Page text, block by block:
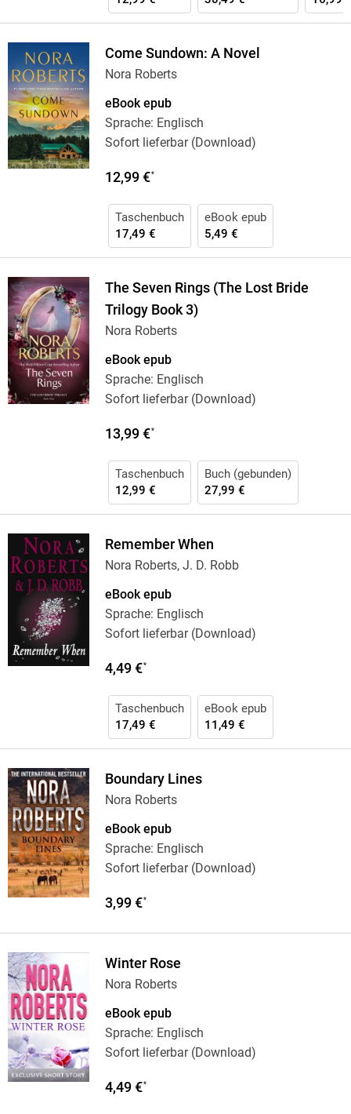
Come Sundown: A Novel
Nora Roberts
eBook epub
Sprache: Englisch
Sofort lieferbar (Download)
12,99 €*
Taschenbuch
17,49 €
eBook epub
5,49 €
The Seven Rings (The Lost Bride
Trilogy Book 3)
Nora Roberts
eBook epub
Sprache: Englisch
Sofort lieferbar (Download)
13,99 €*
Taschenbuch
12,99 €
Buch (gebunden)
27,99 €
Remember When
Nora Roberts, J. D. Robb
eBook epub
Sprache: Englisch
Sofort lieferbar (Download)
4,49 €*
Taschenbuch
17,49 €
eBook epub
11,49 €
Boundary Lines
Nora Roberts
eBook epub
Sprache: Englisch
Sofort lieferbar (Download)
3,99 €*
Winter Rose
Nora Roberts
eBook epub
Sprache: Englisch
Sofort lieferbar (Download)
4,49 €*